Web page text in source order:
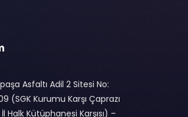
Asfaltı Adil 2 Sitesi No:
(SGK Kurumu Karşı Çaprazı
Halk Kütüphanesi Karşısı) –